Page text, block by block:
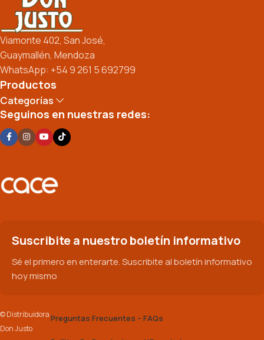
Viamonte 402, San José,
Guaymallén, Mendoza
WhatsApp: +54 9 261 5 692799
Productos
Categorías
Seguinos en nuestras redes:
Suscribite a nuestro boletín informativo
Sé el primero en enterarte. Suscribite al boletín informativo
hoy mismo
© Distribuidora
Don Justo
Preguntas Frecuentes – FAQs